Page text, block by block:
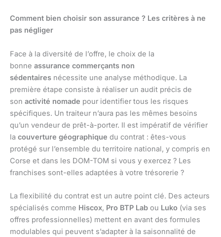
Comment bien choisir son assurance ? Les critères à ne
pas négliger
Face à la diversité de l’offre, le choix de la
bonne assurance commerçants non
sédentaires nécessite une analyse méthodique. La
première étape consiste à réaliser un audit précis de
son activité nomade pour identifier tous les risques
spécifiques. Un traiteur n’aura pas les mêmes besoins
qu’un vendeur de prêt-à-porter. Il est impératif de vérifier
la couverture géographique du contrat : êtes-vous
protégé sur l’ensemble du territoire national, y compris en
Corse et dans les DOM-TOM si vous y exercez ? Les
franchises sont-elles adaptées à votre trésorerie ?
La flexibilité du contrat est un autre point clé. Des acteurs
spécialisés comme Hiscox, Pro BTP Lab ou Luko (via ses
offres professionnelles) mettent en avant des formules
modulables qui peuvent s’adapter à la saisonnalité de